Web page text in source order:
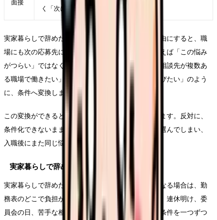
面接
く「次に重視したい条件」に言い換える
実家暮らしで辞めたいという言葉をそのまま退職理由にすると、職
場にも次の応募先にも伝わりにくくなります。たとえば「この悩み
がつらい」ではなく、「夜勤回数を減らしたい」「相談先が複数あ
る職場で働きたい」「教育の段階が明確な環境を選びたい」のよう
に、条件へ変換します。
この変換ができると、求人を見る時の精度が上がります。反対に、
条件化できないまま応募すると、給与や通勤だけで選んでしまい、
入職後にまた同じ悩みが再燃することがあります。
実家暮らしで辞めたいで起きやすい具体ケース
実家暮らしで辞めたいという気持ちが勤務前に強くなる場合は、勤
務表のどこで負担が増えているかを見ます。夜勤前、連休明け、委
員会の日、苦手な相手と組む日など、つらさが出る条件を一つずつ